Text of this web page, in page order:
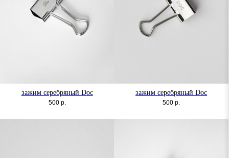
зажим серебряный Doc
500 р.
зажим серебряный Doc
500 р.